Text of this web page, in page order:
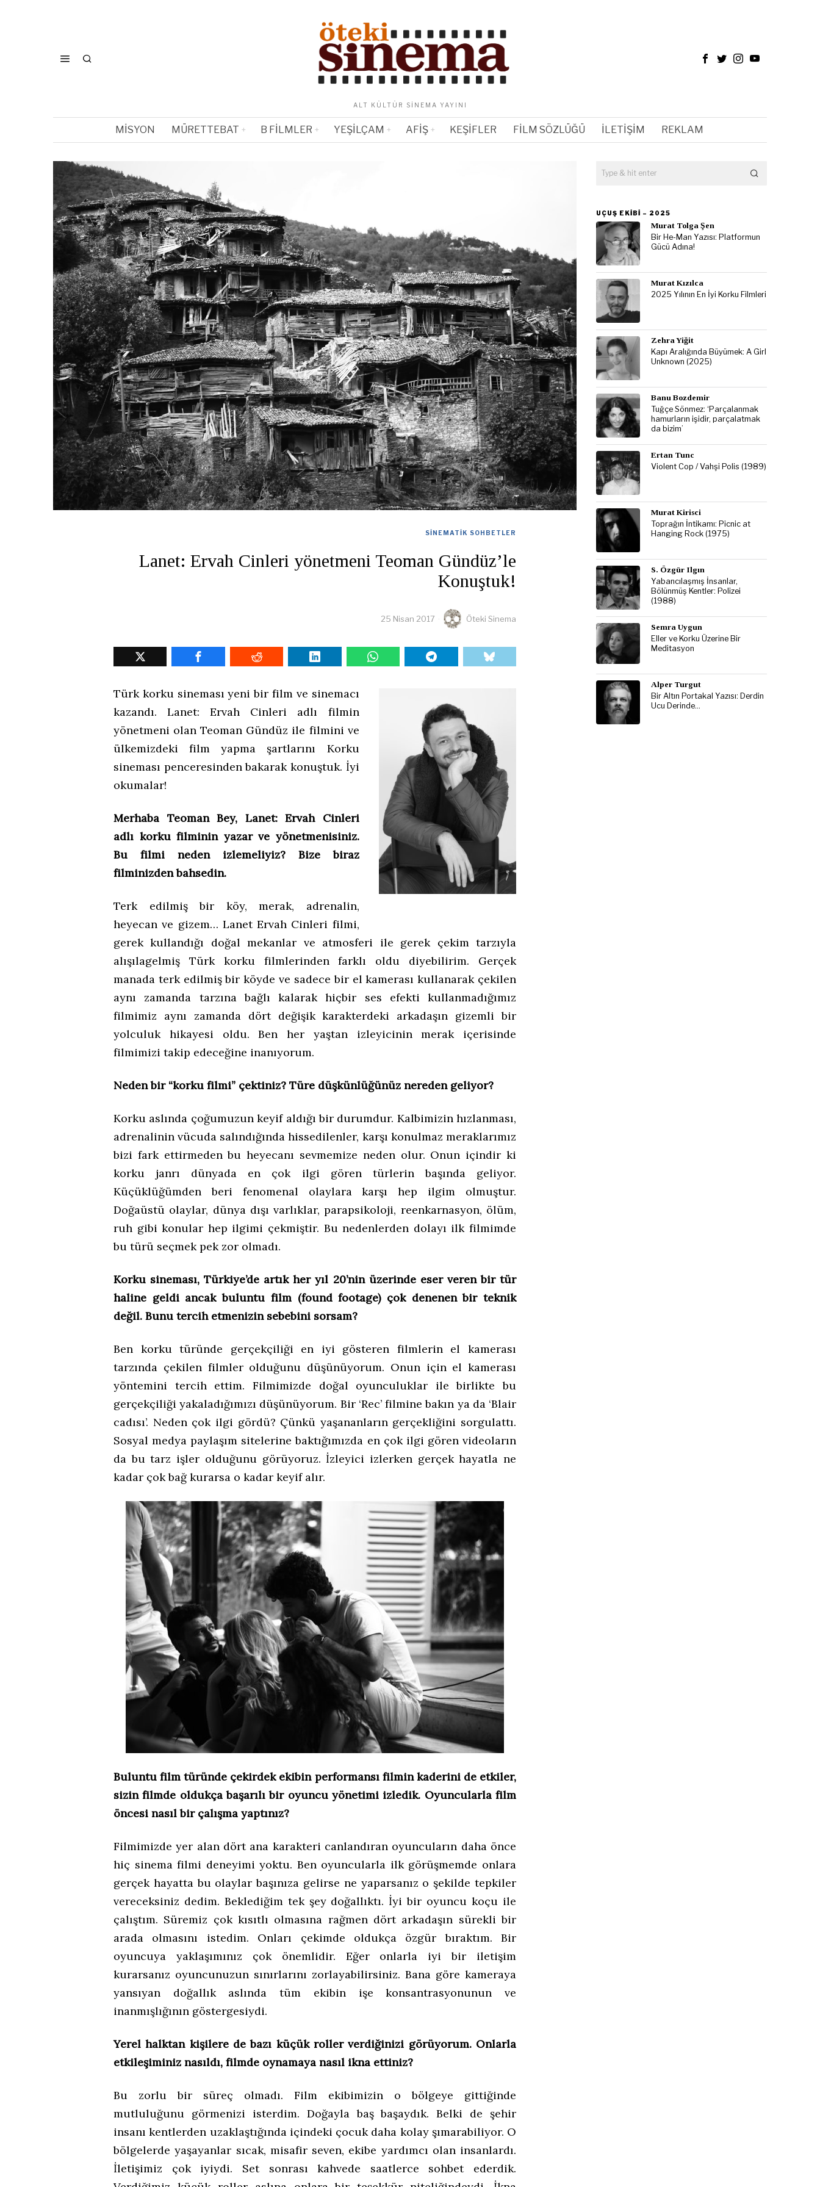
ALT KÜLTÜR SINEMA YAYINI
MISYON MÜRETTEBAT B FILMLER YEŞILÇAM AFIŞ KEŞIFLER FILM SÖZLÜĞÜ İLETIŞIM REKLAM
SINEMATIK SOHBETLER
Lanet: Ervah Cinleri yönetmeni Teoman Gündüz’le
Konuştuk!
25 Nisan 2017 Öteki Sinema
Türk korku sineması yeni bir film ve sinemacı
kazandı. Lanet: Ervah Cinleri adlı filmin
yönetmeni olan Teoman Gündüz ile filmini ve
ülkemizdeki film yapma şartlarını Korku
sineması penceresinden bakarak konuştuk. İyi
okumalar!
Merhaba Teoman Bey, Lanet: Ervah Cinleri
adlı korku filminin yazar ve yönetmenisiniz.
Bu filmi neden izlemeliyiz? Bize biraz
filminizden bahsedin.
Terk edilmiş bir köy, merak, adrenalin,
heyecan ve gizem… Lanet Ervah Cinleri filmi,
gerek kullandığı doğal mekanlar ve atmosferi ile gerek çekim tarzıyla
alışılagelmiş Türk korku filmlerinden farklı oldu diyebilirim. Gerçek
manada terk edilmiş bir köyde ve sadece bir el kamerası kullanarak çekilen
aynı zamanda tarzına bağlı kalarak hiçbir ses efekti kullanmadığımız
filmimiz aynı zamanda dört değişik karakterdeki arkadaşın gizemli bir
yolculuk hikayesi oldu. Ben her yaştan izleyicinin merak içerisinde
filmimizi takip edeceğine inanıyorum.
Neden bir “korku filmi” çektiniz? Türe düşkünlüğünüz nereden geliyor?
Korku aslında çoğumuzun keyif aldığı bir durumdur. Kalbimizin hızlanması,
adrenalinin vücuda salındığında hissedilenler, karşı konulmaz meraklarımız
bizi fark ettirmeden bu heyecanı sevmemize neden olur. Onun içindir ki
korku janrı dünyada en çok ilgi gören türlerin başında geliyor.
Küçüklüğümden beri fenomenal olaylara karşı hep ilgim olmuştur.
Doğaüstü olaylar, dünya dışı varlıklar, parapsikoloji, reenkarnasyon, ölüm,
ruh gibi konular hep ilgimi çekmiştir. Bu nedenlerden dolayı ilk filmimde
bu türü seçmek pek zor olmadı.
Korku sineması, Türkiye’de artık her yıl 20’nin üzerinde eser veren bir tür
haline geldi ancak buluntu film (found footage) çok denenen bir teknik
değil. Bunu tercih etmenizin sebebini sorsam?
Ben korku türünde gerçekçiliği en iyi gösteren filmlerin el kamerası
tarzında çekilen filmler olduğunu düşünüyorum. Onun için el kamerası
yöntemini tercih ettim. Filmimizde doğal oyunculuklar ile birlikte bu
gerçekçiliği yakaladığımızı düşünüyorum. Bir ‘Rec’ filmine bakın ya da ‘Blair
cadısı’. Neden çok ilgi gördü? Çünkü yaşananların gerçekliğini sorgulattı.
Sosyal medya paylaşım sitelerine baktığımızda en çok ilgi gören videoların
da bu tarz işler olduğunu görüyoruz. İzleyici izlerken gerçek hayatla ne
kadar çok bağ kurarsa o kadar keyif alır.
Buluntu film türünde çekirdek ekibin performansı filmin kaderini de etkiler,
sizin filmde oldukça başarılı bir oyuncu yönetimi izledik. Oyuncularla film
öncesi nasıl bir çalışma yaptınız?
Filmimizde yer alan dört ana karakteri canlandıran oyuncuların daha önce
hiç sinema filmi deneyimi yoktu. Ben oyuncularla ilk görüşmemde onlara
gerçek hayatta bu olaylar başınıza gelirse ne yaparsanız o şekilde tepkiler
vereceksiniz dedim. Beklediğim tek şey doğallıktı. İyi bir oyuncu koçu ile
çalıştım. Süremiz çok kısıtlı olmasına rağmen dört arkadaşın sürekli bir
arada olmasını istedim. Onları çekimde oldukça özgür bıraktım. Bir
oyuncuya yaklaşımınız çok önemlidir. Eğer onlarla iyi bir iletişim
kurarsanız oyuncunuzun sınırlarını zorlayabilirsiniz. Bana göre kameraya
yansıyan doğallık aslında tüm ekibin işe konsantrasyonunun ve
inanmışlığının göstergesiydi.
Yerel halktan kişilere de bazı küçük roller verdiğinizi görüyorum. Onlarla
etkileşiminiz nasıldı, filmde oynamaya nasıl ikna ettiniz?
Bu zorlu bir süreç olmadı. Film ekibimizin o bölgeye gittiğinde
mutluluğunu görmenizi isterdim. Doğayla baş başaydık. Belki de şehir
insanı kentlerden uzaklaştığında içindeki çocuk daha kolay şımarabiliyor. O
bölgelerde yaşayanlar sıcak, misafir seven, ekibe yardımcı olan insanlardı.
İletişimiz çok iyiydi. Set sonrası kahvede saatlerce sohbet ederdik.
UÇUŞ EKIBI – 2025
Murat Tolga Şen
Bir He-Man Yazısı: Platformun
Gücü Adına!
Murat Kızılca
2025 Yılının En İyi Korku Filmleri
Zehra Yiğit
Kapı Aralığında Büyümek: A Girl
Unknown (2025)
Banu Bozdemir
Tuğçe Sönmez: ‘Parçalanmak
hamurların işidir, parçalatmak
da bizim’
Ertan Tunc
Violent Cop / Vahşi Polis (1989)
Murat Kirisci
Toprağın İntikamı: Picnic at
Hanging Rock (1975)
S. Özgür Ilgın
Yabancılaşmış İnsanlar,
Bölünmüş Kentler: Polizei
(1988)
Semra Uygun
Eller ve Korku Üzerine Bir
Meditasyon
Alper Turgut
Bir Altın Portakal Yazısı: Derdin
Ucu Derinde…